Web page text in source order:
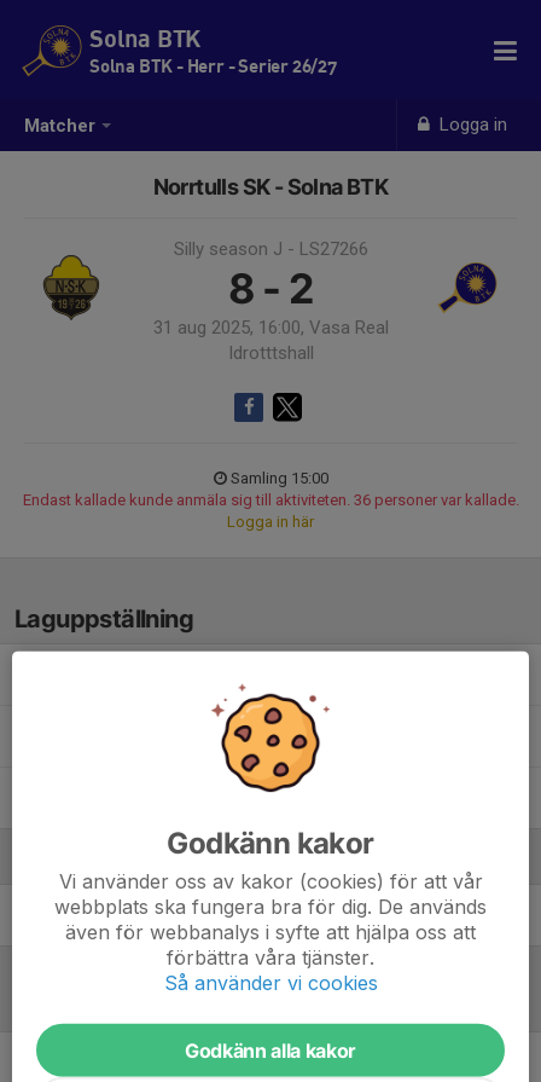
Matcher Logga in
Solna BTK
Solna BTK - Herr - Serier 26/27
Norrtulls SK - Solna BTK
Silly season J - LS27266
8 - 2
31 aug 2025, 16:00, Vasa Real
Idrotttshall
Samling 15:00
Endast kallade kunde anmäla sig till aktiviteten. 36 personer var kallade.
Logga in här
Laguppställning
Nils Nordman Lagledare
Godkänn kakor
Vi använder oss av kakor (cookies) för att vår
webbplats ska fungera bra för dig. De används
även för webbanalys i syfte att hjälpa oss att
förbättra våra tjänster.
Så använder vi cookies
Godkänn alla kakor